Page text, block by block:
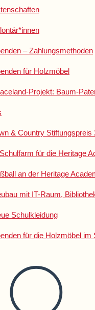
– Zahlungsmethoden
für Holzmöbel
Projekt: Baum-
& Country Stiftungspreis
für die Heritage
an der Heritage
mit IT-Raum,
Schulkleidung
für die Holzmöbel im